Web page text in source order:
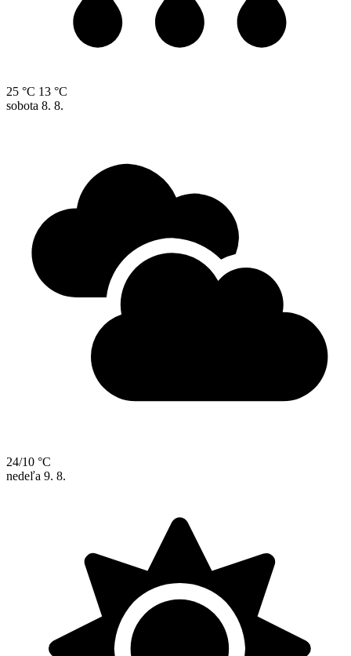
25 °C 13 °C
sobota 8. 8.
24/10 °C
nedeľa 9. 8.